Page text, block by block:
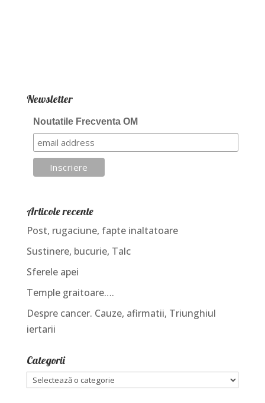
Newsletter
Noutatile Frecventa OM
Articole recente
Post, rugaciune, fapte inaltatoare
Sustinere, bucurie, Talc
Sferele apei
Temple graitoare….
Despre cancer. Cauze, afirmatii, Triunghiul
iertarii
Categorii
Categorii